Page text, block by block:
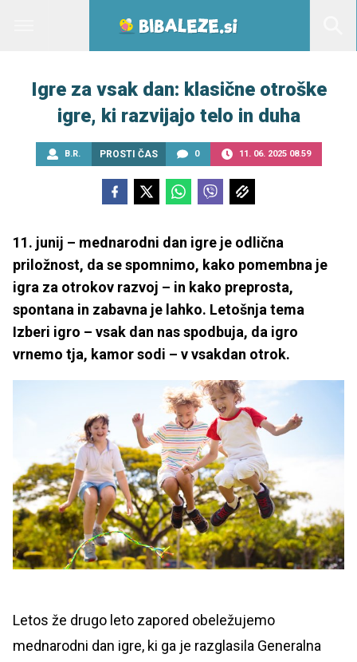
Igre za vsak dan: klasične otroške
igre, ki razvijajo telo in duha
B.R. PROSTI ČAS 0 11. 06. 2025 08.59
11. junij – mednarodni dan igre je odlična
priložnost, da se spomnimo, kako pomembna je
igra za otrokov razvoj – in kako preprosta,
spontana in zabavna je lahko. Letošnja tema
Izberi igro – vsak dan nas spodbuja, da igro
vrnemo tja, kamor sodi – v vsakdan otrok.
Letos že drugo leto zapored obeležujemo
mednarodni dan igre, ki ga je razglasila Generalna